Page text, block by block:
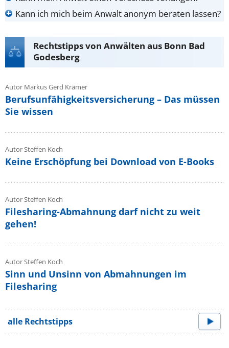
Kann ich mich beim Anwalt anonym beraten lassen?
Rechtstipps von Anwälten aus Bonn Bad
Godesberg
Autor Markus Gerd Krämer
Berufsunfähigkeitsversicherung – Das müssen
Sie wissen
Autor Steffen Koch
Keine Erschöpfung bei Download von E-Books
Autor Steffen Koch
Filesharing-Abmahnung darf nicht zu weit
gehen!
Autor Steffen Koch
Sinn und Unsinn von Abmahnungen im
Filesharing
alle Rechtstipps